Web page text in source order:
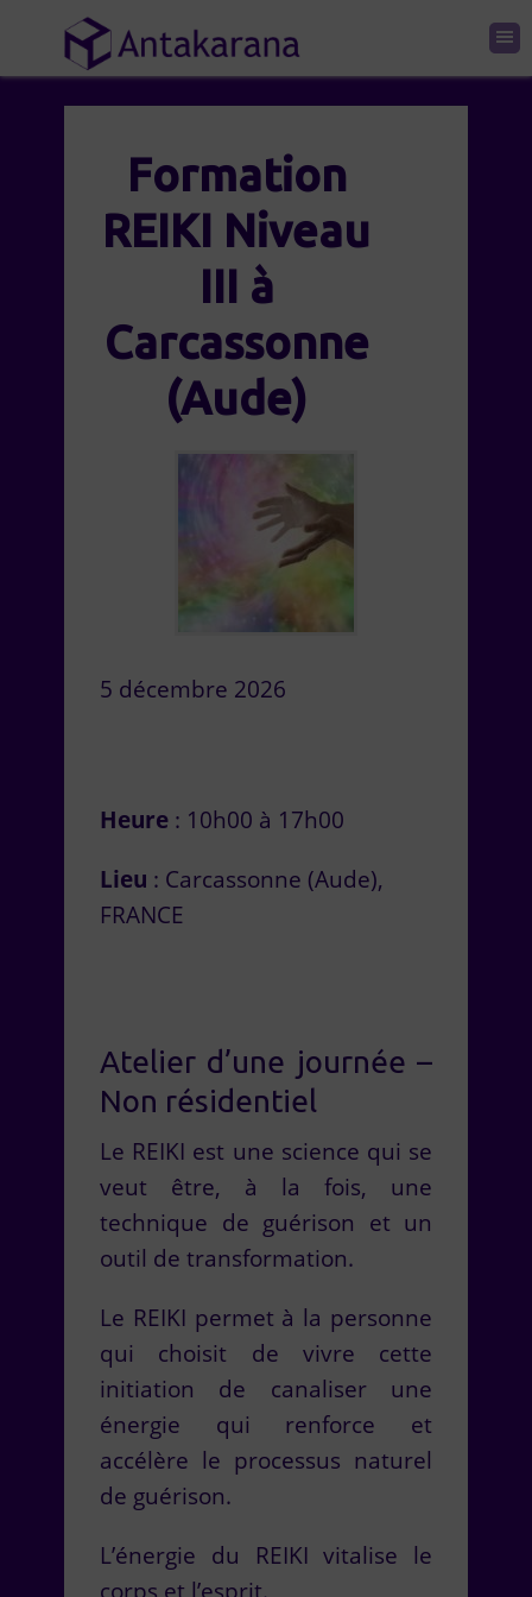
Formation
REIKI Niveau
III à
Carcassonne
(Aude)
5 décembre 2026
Heure : 10h00 à 17h00
Lieu : Carcassonne (Aude),
FRANCE
Atelier d’une journée –
Non résidentiel
Le REIKI est une science qui se
veut être, à la fois, une
technique de guérison et un
outil de transformation.
Le REIKI permet à la personne
qui choisit de vivre cette
initiation de canaliser une
énergie qui renforce et
accélère le processus naturel
de guérison.
L’énergie du REIKI vitalise le